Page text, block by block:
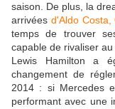
saison. De plus, la
arrivées d'Aldo Costa,
temps de trouver
capable de rivaliser au
Lewis Hamilton a
changement de
2014 : si Mercedes
performant avec une